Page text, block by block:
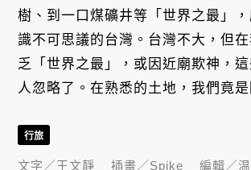
樹、到一口煤礦井等「世界之最」
識不可思議的台灣。台灣不大，但
乏「世界之最」，或因近廟欺神，
人忽略了。在熟悉的土地，我們竟是
行旅
文字／王文靜 插畫／Spike 編輯／